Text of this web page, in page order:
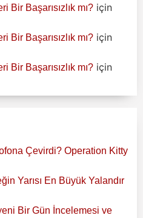
Bir Başarısızlık mı? için
Bir Başarısızlık mı? için
Bir Başarısızlık mı? için
Çevirdi? Operation Kitty
Yarısı En Büyük Yalandır
Bir Gün İncelemesi ve